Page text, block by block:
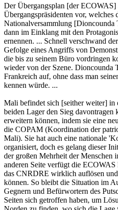
Der Übergangsplan [der ECOWAS]
Übergangspräsidenten vor, welches
Nationalversammlung [Dioncounda
dann im Einklang mit den
ernennen. ... Schnell verschwand
Gefolge eines Angriffs von
die bis zu seinem Büro vordringen
wieder von der Szene. Dioncounda
Frankreich auf, ohne dass man
kennen würde. ...
Mali befindet sich [seither weiter] in
beiden Lager den Sieg
erweitern können, indem sie eine
die COPAM (Koordination der
Mali). Sie hat auch eine nationale
organisiert, doch es gelang dieser
der großen Mehrheit der
anderen Seite verfügt die
das CNRDRE wirklich auflösen
können. So bleibt die Situation im
Gegnern und Befürwortern des
Seiten sich getroffen haben, um